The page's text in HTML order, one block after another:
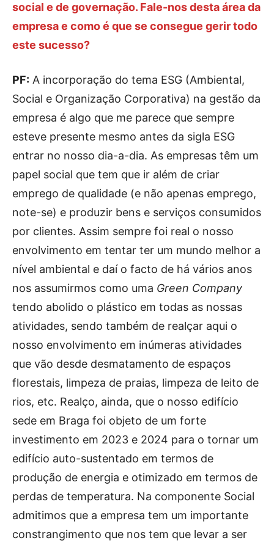
social e de governação. Fale-nos desta área da
empresa e como é que se consegue gerir todo
este sucesso?
PF: A incorporação do tema ESG (Ambiental,
Social e Organização Corporativa) na gestão da
empresa é algo que me parece que sempre
esteve presente mesmo antes da sigla ESG
entrar no nosso dia-a-dia. As empresas têm um
papel social que tem que ir além de criar
emprego de qualidade (e não apenas emprego,
note-se) e produzir bens e serviços consumidos
por clientes. Assim sempre foi real o nosso
envolvimento em tentar ter um mundo melhor a
nível ambiental e daí o facto de há vários anos
nos assumirmos como uma Green Company
tendo abolido o plástico em todas as nossas
atividades, sendo também de realçar aqui o
nosso envolvimento em inúmeras atividades
que vão desde desmatamento de espaços
florestais, limpeza de praias, limpeza de leito de
rios, etc. Realço, ainda, que o nosso edifício
sede em Braga foi objeto de um forte
investimento em 2023 e 2024 para o tornar um
edifício auto-sustentado em termos de
produção de energia e otimizado em termos de
perdas de temperatura. Na componente Social
admitimos que a empresa tem um importante
constrangimento que nos tem que levar a ser